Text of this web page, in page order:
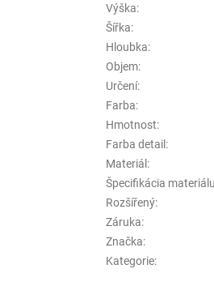
Výška:
Šířka:
Hloubka:
Objem:
Určení:
Farba:
Hmotnost:
Farba detail :
Materiál :
Špecifikácia materiálu
Rozšířený:
Záruka:
Značka:
Kategorie: